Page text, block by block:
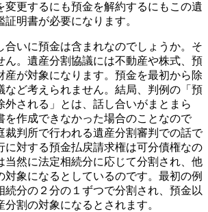
変更するにも預金を解約するにもこの遺
明書が必要になります。
合いに預金は含まれなのでしょうか。そ
ん。遺産分割協議には不動産や株式、預
産が対象になります。預金を最初から除
など考えられません。結局、判例の「預
外される」とは、話し合いがまとまら
を作成できなかった場合のことなので
裁判所で行われる遺産分割審判での話で
に対する預金払戻請求権は可分債権なの
当然に法定相続分に応じて分割され、他
対象になるとしているのです。最初の例
続分の２分の１ずつで分割され、預金以
割の対象になるとされます。